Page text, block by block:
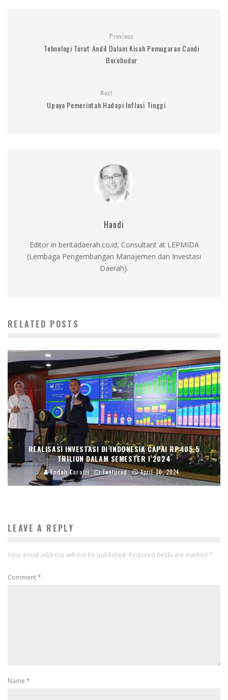
Previous
Tehnologi Turut Andil Dalam Kisah Pemugaran Candi
Borobudur
Next
Upaya Pemerintah Hadapi Inflasi Tinggi
Handi
Editor in beritadaerah.co.id, Consultant at LEPMIDA
(Lembaga Pengembangan Manajemen dan Investasi
Daerah).
RELATED POSTS
REALISASI INVESTASI DI INDONESIA CAPAI RP405,5
TRILIUN DALAM SEMESTER I 2024
Endah Caratri Featured April 30, 2024
LEAVE A REPLY
Your email address will not be published. Required fields are marked *
Comment*
Name *